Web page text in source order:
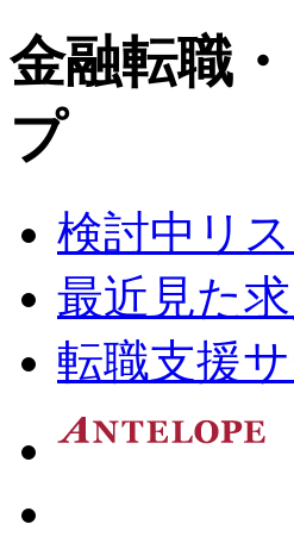
金融転職
プ
検討中リス
最近見た求
転職支援